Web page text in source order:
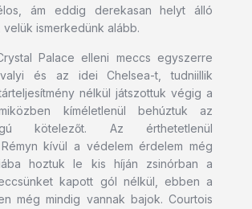
ám eddig derekasan helyt álló
ismerkedünk alább.
Palace elleni meccs egyszerre
és az idei Chelsea-t, tudniillik
nélkül játszottuk végig a
kíméletlenül behúztuk az
kötelezőt. Az érthetetlenül
kívül a védelem érdelem még
hoztuk le kis híján zsinórban a
kapott gól nélkül, ebben a
még mindig vannak bajok. Courtois